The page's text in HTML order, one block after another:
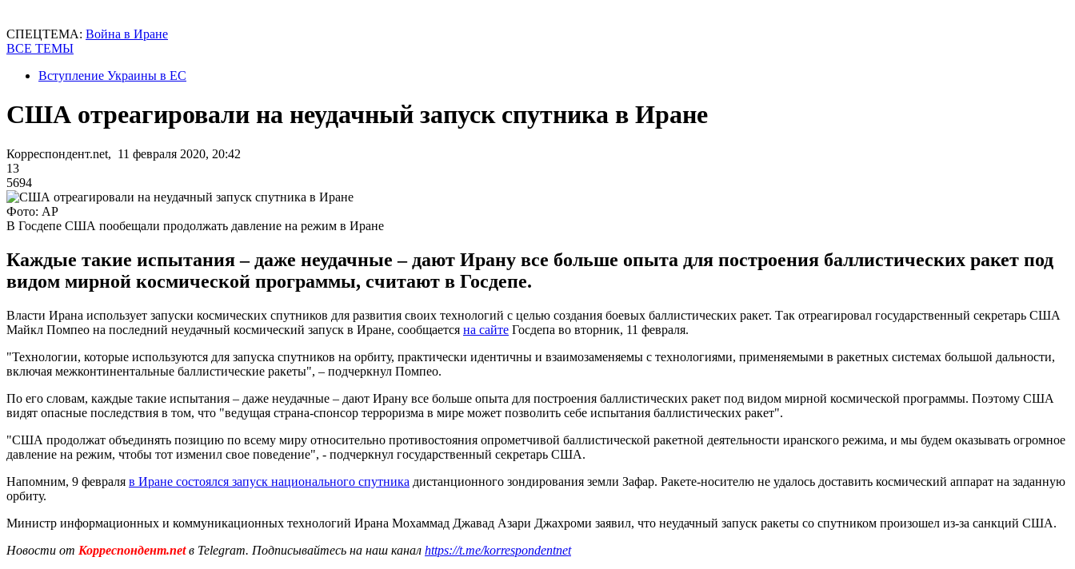
СПЕЦТЕМА: Война в Иране
ВСЕ ТЕМЫ
Вступление Украины в ЕС
США отреагировали на неудачный запуск спутника в Иране
Корреспондент.net, 11 февраля 2020, 20:42
13
5694
Фото: АР
В Госдепе США пообещали продолжать давление на режим в Иране
Каждые такие испытания – даже неудачные – дают Ирану все больше опыта для построения баллистических ракет под
видом мирной космической программы, считают в Госдепе.
Власти Ирана использует запуски космических спутников для развития своих технологий с целью создания боевых баллистических ракет. Так отреагировал государственный секретарь США
Майкл Помпео на последний неудачный космический запуск в Иране, сообщается на сайте Госдепа во вторник, 11 февраля.
"Технологии, которые используются для запуска спутников на орбиту, практически идентичны и взаимозаменяемы с технологиями, применяемыми в ракетных системах большой дальности,
включая межконтинентальные баллистические ракеты", – подчеркнул Помпео.
По его словам, каждые такие испытания – даже неудачные – дают Ирану все больше опыта для построения баллистических ракет под видом мирной космической программы. Поэтому США
видят опасные последствия в том, что "ведущая страна-спонсор терроризма в мире может позволить себе испытания баллистических ракет".
"США продолжат объединять позицию по всему миру относительно противостояния опрометчивой баллистической ракетной деятельности иранского режима, и мы будем оказывать огромное
давление на режим, чтобы тот изменил свое поведение", - подчеркнул государственный секретарь США.
Напомним, 9 февраля в Иране состоялся запуск национального спутника дистанционного зондирования земли Зафар. Ракете-носителю не удалось доставить космический аппарат на заданную
орбиту.
Министр информационных и коммуникационных технологий Ирана Мохаммад Джавад Азари Джахроми заявил, что неудачный запуск ракеты со спутником произошел из-за санкций США.
Новости от Корреспондент.netв Telegram. Подписывайтесь на наш канал https://t.me/korrespondentnet